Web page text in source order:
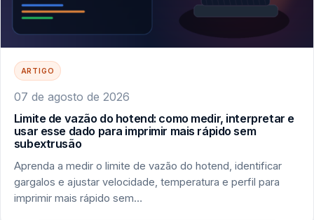
ARTIGO
07 de agosto de 2026
Limite de vazão do hotend: como medir, interpretar e
usar esse dado para imprimir mais rápido sem
subextrusão
Aprenda a medir o limite de vazão do hotend, identificar
gargalos e ajustar velocidade, temperatura e perfil para
imprimir mais rápido sem…